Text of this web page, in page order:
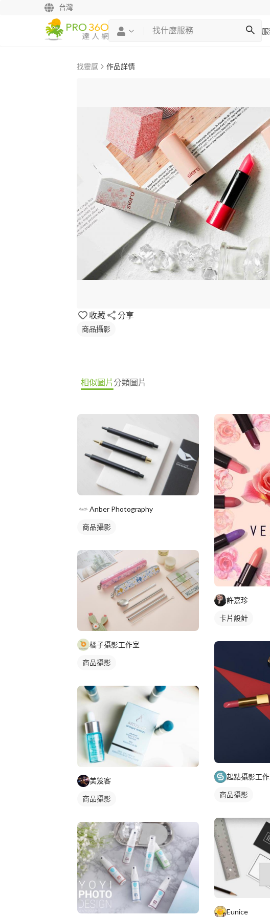
台灣
服
找靈感 作品詳情
收藏 分享
商品攝影
相似圖片分類圖片
Anber Photography
商品攝影
橘子攝影工作室
商品攝影
美笈客
商品攝影
許嘉珍
卡片設計
起點攝影工
商品攝影
Eunice